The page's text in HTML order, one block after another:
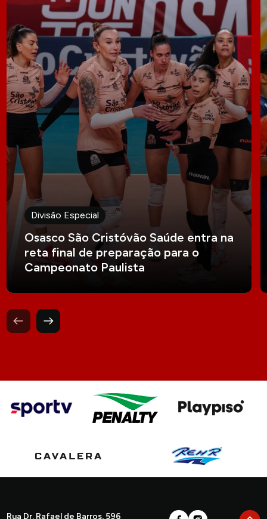
Divisão Especial
Osasco São Cristóvão Saúde entra na
reta final de preparação para o
Campeonato Paulista
Rua Dr. Rafael de Barros, 596